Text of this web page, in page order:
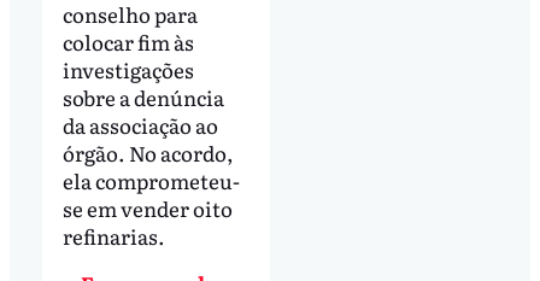
conselho para
colocar fim às
investigações
sobre a denúncia
da associação ao
órgão. No acordo,
ela comprometeu-
se em vender oito
refinarias.